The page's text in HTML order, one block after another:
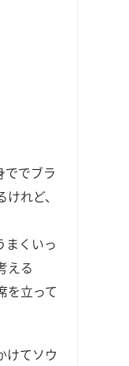
ででブラ
れど、
まくいっ
える
を立って
けてソウ